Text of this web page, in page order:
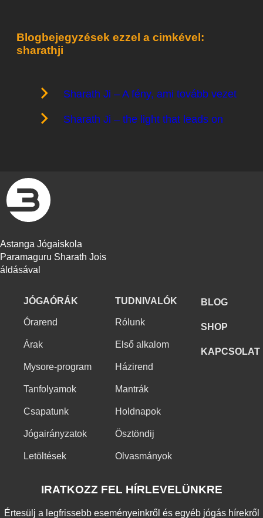
Blogbejegyzések ezzel a cimkével:
sharathji
Sharath Ji – A fény, ami tovább vezet
Sharath Ji – the light that leads on
Astanga Jógaiskola
Paramaguru Sharath Jois
áldásával
JÓGAÓRÁK
Órarend
Árak
Mysore-program
Tanfolyamok
Csapatunk
Jógairányzatok
Letöltések
TUDNIVALÓK
Rólunk
Első alkalom
Házirend
Mantrák
Holdnapok
Ösztöndij
Olvasmányok
BLOG
SHOP
KAPCSOLAT
IRATKOZZ FEL HÍRLEVELÜNKRE
Értesülj a legfrissebb eseményeinkről és egyéb jógás hírekről